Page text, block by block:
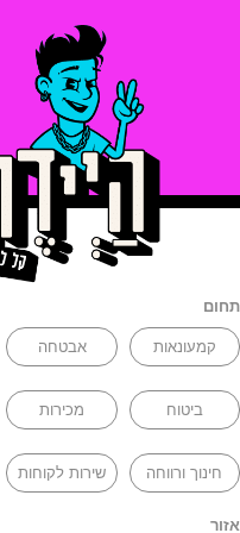
תחום
קמעונאות אבטחה
ביטוח מכירות
חינוך ורווחה שירות לקוחות
אזור